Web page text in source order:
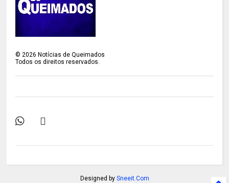
© 2026 Notícias de Queimados
Todos os direitos reservados.
Designed by Sneeit.Com